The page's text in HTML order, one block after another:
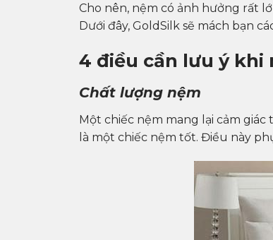
Cho nên, nệm có ảnh hưởng rất
Dưới đây, GoldSilk sẽ mách bạn
4 điều cần lưu ý khi
Chất lượng nệm
Một chiếc nệm mang lại cảm
là một chiếc nệm tốt. Điều này